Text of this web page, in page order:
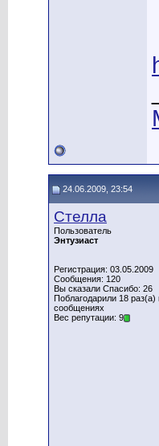
24.06.2009, 23:54
Стелла
Пользователь
Энтузиаст
Регистрация: 03.05.2009
Сообщения: 120
Вы сказали Спасибо: 26
Поблагодарили 18 раз(а)
сообщениях
Вес репутации: 9